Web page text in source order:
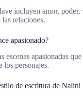
incluyen amor,
relaciones.
apasionado?
escenas apasionadas
los personajes.
de escritura de Nalini